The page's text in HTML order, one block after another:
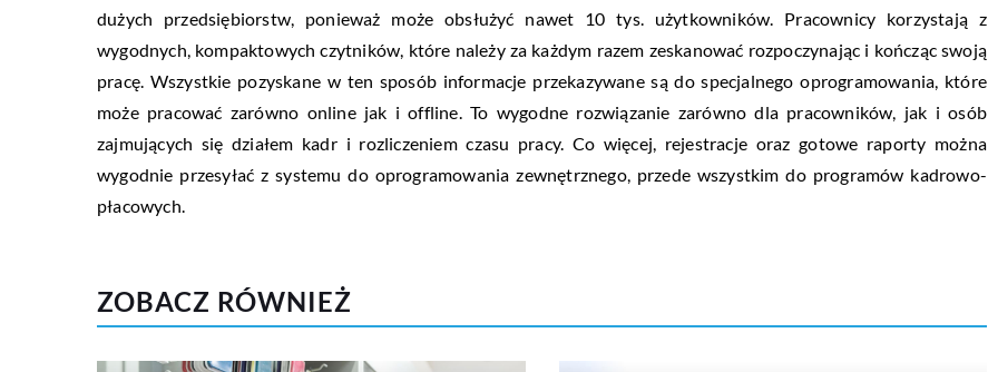
dużych przedsiębiorstw, ponieważ może obsłużyć nawet 10 tys. użytkowników. Pracownicy korzystają z
wygodnych, kompaktowych czytników, które należy za każdym razem zeskanować rozpoczynając i kończąc swoją
pracę. Wszystkie pozyskane w ten sposób informacje przekazywane są do specjalnego oprogramowania, które
może pracować zarówno online jak i offline. To wygodne rozwiązanie zarówno dla pracowników, jak i osób
zajmujących się działem kadr i rozliczeniem czasu pracy. Co więcej, rejestracje oraz gotowe raporty można
wygodnie przesyłać z systemu do oprogramowania zewnętrznego, przede wszystkim do programów kadrowo-
płacowych.
ZOBACZ RÓWNIEŻ